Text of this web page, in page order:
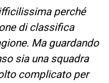
perché
di classifica
Ma guardando
sia una squadra
complicato per